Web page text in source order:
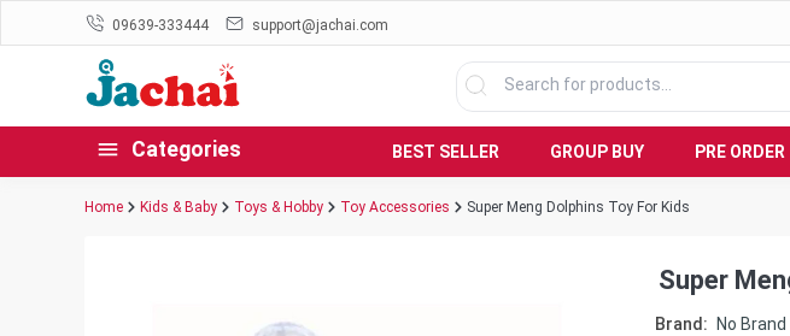
09639-333444 support@jachai.com
Categories BEST SELLER GROUP BUY PRE ORDER
Home Kids & Baby Toys & Hobby Toy Accessories Super Meng Dolphins Toy For Kids
Super
Brand: No Brand